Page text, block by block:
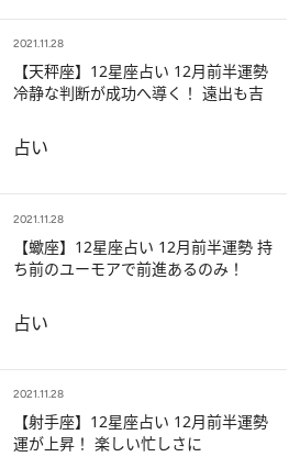
2021.11.28
【天秤座】12星座占い 12月前半運勢
冷静な判断が成功へ導く！ 遠出も吉
占い
2021.11.28
【蠍座】12星座占い 12月前半運勢 持
ち前のユーモアで前進あるのみ！
占い
2021.11.28
【射手座】12星座占い 12月前半運勢
運が上昇！ 楽しい忙しさに